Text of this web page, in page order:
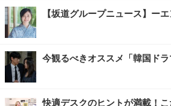
【坂道グループニュース】ー
今観るべきオススメ「韓国ドラ
快適デスクのヒントが満載！